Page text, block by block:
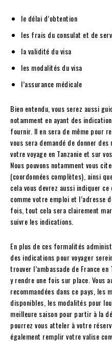
le délai d’obtention
les frais du consulat et de
la validité du visa
les modalités du visa
l’assurance médicale
Bien entendu, vous serez aussi
notamment en ayant des
fournir. Il en sera de même pour
vous sera demandé de donner
votre voyage en Tanzanie et sur
Nous pouvons notamment vous
(coordonnées complètes), ainsi
cela vous devrez aussi indiquer
comme votre emploi et l’adresse
fois, tout cela sera clairement
suivre les indications.
En plus de ces formalités
des indications pour voyager
trouver l’ambassade de France en
y rendre une fois sur place. Vous
recommandées dans ce pays, les
disponibles, les modalités pour
meilleure saison pour partir à la
pourrez vous atteler à votre
également remplir votre valise